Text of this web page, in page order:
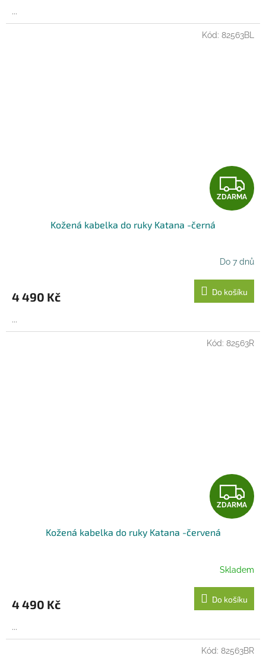
...
Z
D
R
M
A
ZDARMA
Kožená kabelka do ruky Katana -černá
Do 7 dnů
4 490 Kč Do košíku
...
Kód: 82563BL
Z
D
R
M
A
ZDARMA
Kožená kabelka do ruky Katana -červená
Skladem
4 490 Kč Do košíku
...
Kód: 82563R
Kód: 82563BR